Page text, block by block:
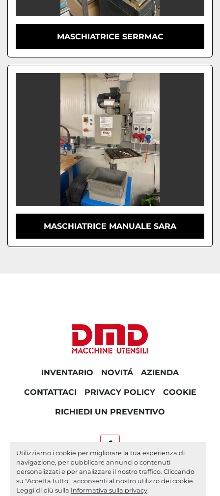
Utilizziamo i cookie per migliorare la tua esperienza di
navigazione, per pubblicare annunci o contenuti
personalizzati e per analizzare il nostro traffico. Cliccando
su "Accetta tutto", acconsenti al nostro utilizzo dei cookie.
Leggi di più sulla Informativa sulla privacy.
MASCHIATRICE SERRMAC
MASCHIATRICE MANUALE SARA
INVENTARIO NOVITÁ AZIENDA
CONTATTACI PRIVACY POLICY COOKIE
RICHIEDI UN PREVENTIVO
facebook
Machinio Systemsito web diMachinio
Personalizza le preferenze sui Cookies